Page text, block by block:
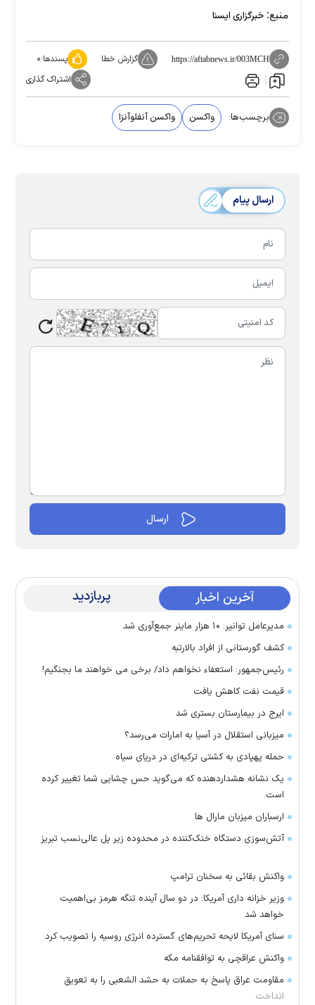
منبع: خبرگزاری ایسنا
https://aftabnews.ir/003MCH گزارش خطا پسندها:۰
اشتراک گذاری
برچسب‌ها: واکسن واکسن آنفلوآنزا
ارسال پیام
آخرین اخبار پربازدید
مدیرعامل توانیر: ۱۰ هزار ماینر جمع‌آوری شد
کشف گورستانی از افراد بالارتبه
رئیس‌جمهور: استعفاء نخواهم داد/ برخی می خواهند ما بجنگیم!
قیمت نفت کاهش یافت
ایرج در بیمارستان بستری شد
میزبانی استقلال در آسیا به امارات می‌رسد؟
حمله پهپادی به کشتی ترکیه‌ای در دریای سیاه
یک نشانه هشداردهنده که می‌گوید حس چشایی شما تغییر کرده
است
ارسباران میزبان مارال ها
آتش‌سوزی دستگاه خنک‌کننده در محدوده زیر پل عالی‌نسب تبریز
واکنش بقائی به سخنان ترامپ
وزیر خزانه داری آمریکا: در دو سال آینده تنگه هرمز بی‌اهمیت
خواهد شد
سنای آمریکا لایحه تحریم‌های گسترده انرژی روسیه را تصویب کرد
واکنش عراقچی به توافقنامه مکه
مقاومت عراق پاسخ به حملات به حشد الشعبی را به تعویق
انداخت